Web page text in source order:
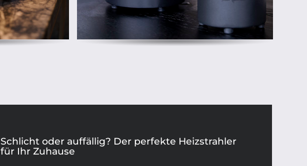
Schlicht oder auffällig? Der perfekte Heizstrahler
für Ihr Zuhause